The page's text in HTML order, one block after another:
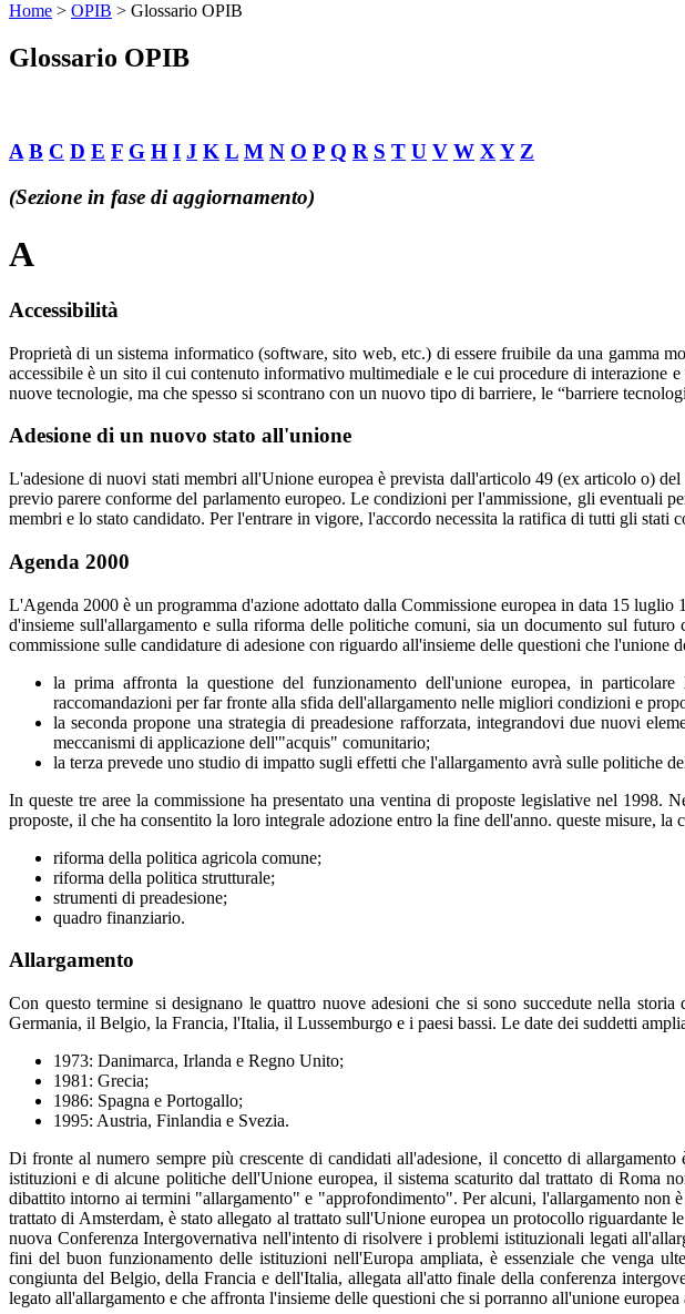
Home > OPIB > Glossario OPIB
Glossario OPIB
A B C D E F G H I J K L M N O P Q R S T U V W XY Z
(Sezione in fase di aggiornamento)
A
Accessibilità
Proprietà di un sistema informatico (software, sito web, etc.) di essere fruibile da una gamma
accessibile è un sito il cui contenuto informativo multimediale e le cui procedure di interazione
nuove tecnologie, ma che spesso si scontrano con un nuovo tipo di barriere, le “barriere
Adesione di un nuovo stato all'unione
L'adesione di nuovi stati membri all'Unione europea è prevista dall'articolo 49 (ex articolo o)
previo parere conforme del parlamento europeo. Le condizioni per l'ammissione, gli eventuali
membri e lo stato candidato. Per l'entrare in vigore, l'accordo necessita la ratifica di tutti gli stati
Agenda 2000
L'Agenda 2000 è un programma d'azione adottato dalla Commissione europea in data 15
d'insieme sull'allargamento e sulla riforma delle politiche comuni, sia un documento sul
commissione sulle candidature di adesione con riguardo all'insieme delle questioni che
la prima affronta la questione del funzionamento dell'unione europea, in
raccomandazioni per far fronte alla sfida dell'allargamento nelle migliori condizioni e
la seconda propone una strategia di preadesione rafforzata, integrandovi due nuovi
meccanismi di applicazione dell'"acquis" comunitario;
la terza prevede uno studio di impatto sugli effetti che l'allargamento avrà sulle politiche
In queste tre aree la commissione ha presentato una ventina di proposte legislative nel
proposte, il che ha consentito la loro integrale adozione entro la fine dell'anno. queste misure,
riforma della politica agricola comune;
riforma della politica strutturale;
strumenti di preadesione;
quadro finanziario.
Allargamento
Con questo termine si designano le quattro nuove adesioni che si sono succedute nella
Germania, il Belgio, la Francia, l'Italia, il Lussemburgo e i paesi bassi. Le date dei suddetti
1973: Danimarca, Irlanda e Regno Unito;
1981: Grecia;
1986: Spagna e Portogallo;
1995: Austria, Finlandia e Svezia.
Di fronte al numero sempre più crescente di candidati all'adesione, il concetto di
istituzioni e di alcune politiche dell'Unione europea, il sistema scaturito dal trattato di Roma
dibattito intorno ai termini "allargamento" e "approfondimento". Per alcuni, l'allargamento non
trattato di Amsterdam, è stato allegato al trattato sull'Unione europea un protocollo
nuova Conferenza Intergovernativa nell'intento di risolvere i problemi istituzionali legati
fini del buon funzionamento delle istituzioni nell'Europa ampliata, è essenziale che venga
congiunta del Belgio, della Francia e dell'Italia, allegata all'atto finale della conferenza
legato all'allargamento e che affronta l'insieme delle questioni che si porranno all'unione